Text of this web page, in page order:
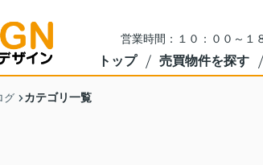
営業時間：１０：００～１
トップ 売買物件を探す
グ カテゴリ一覧